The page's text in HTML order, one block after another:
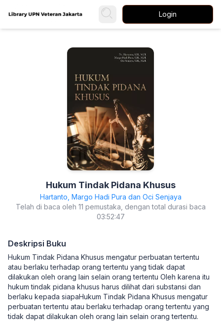
Login
Hukum Tindak Pidana Khusus
Hartanto, Margo Hadi Pura dan Oci Senjaya
Telah di baca oleh 11 pemustaka, dengan total durasi baca
03:52:47
Deskripsi Buku
Hukum Tindak Pidana Khusus mengatur perbuatan tertentu
atau berlaku terhadap orang tertentu yang tidak dapat
dilakukan oleh orang lain selain orang tertentu Oleh karena itu
hukum tindak pidana khusus harus dilihat dari substansi dan
berlaku kepada siapaHukum Tindak Pidana Khusus mengatur
perbuatan tertentu atau berlaku terhadap orang tertentu yang
tidak dapat dilakukan oleh orang lain selain orang tertentu.